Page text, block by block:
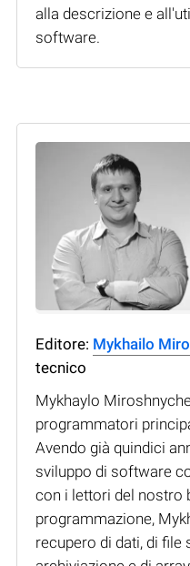
alla descrizione e
software.
Editore: Mykhailo
tecnico
Mykhaylo
programmatori
Avendo già quindici
sviluppo di software
con i lettori del nostro
programmazione,
recupero di dati, di file